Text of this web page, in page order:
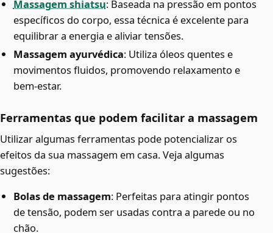
Massagem shiatsu: Baseada na pressão em pontos
específicos do corpo, essa técnica é excelente para
equilibrar a energia e aliviar tensões.
Massagem ayurvédica: Utiliza óleos quentes e
movimentos fluidos, promovendo relaxamento e
bem-estar.
Ferramentas que podem facilitar a massagem
Utilizar algumas ferramentas pode potencializar os
efeitos da sua massagem em casa. Veja algumas
sugestões:
Bolas de massagem: Perfeitas para atingir pontos
de tensão, podem ser usadas contra a parede ou no
chão.